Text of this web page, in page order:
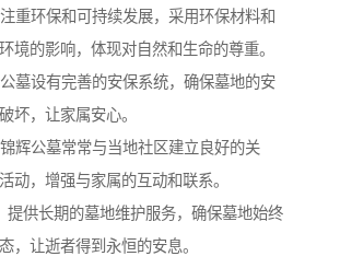
重环保和可持续发展，采用环保材料和
境的影响，体现对自然和生命的尊重。
墓设有完善的安保系统，确保墓地的安
坏，让家属安心。
辉公墓常常与当地社区建立良好的关
动，增强与家属的互动和联系。
提供长期的墓地维护服务，确保墓地始终
，让逝者得到永恒的安息。